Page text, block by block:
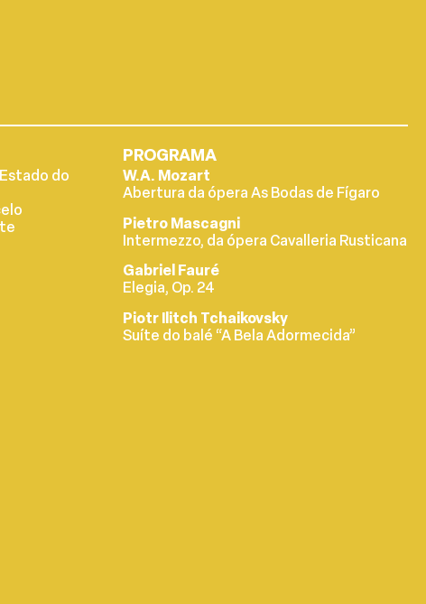
do
PROGRAMA
W.A. Mozart
Abertura da ópera As Bodas de Fígaro
Pietro Mascagni
Intermezzo, da ópera Cavalleria Rusticana
Gabriel Fauré
Elegia, Op. 24
Piotr Ilitch Tchaikovsky
Suíte do balé “A Bela Adormecida”